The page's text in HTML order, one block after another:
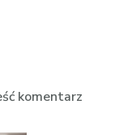
komentarz